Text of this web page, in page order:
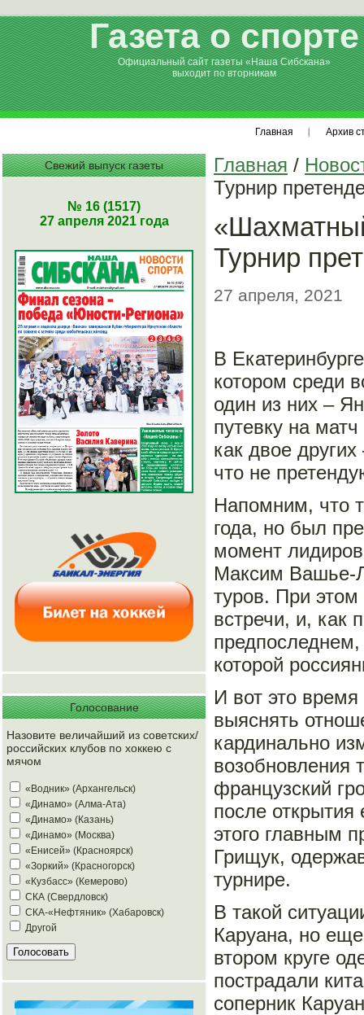
Газета о спорте
Официальный сайт газеты «Наша Сибскана»
выходит по вторникам
Главная Архив
Свежий выпуск газеты
№ 16 (1517)
27 апреля 2021 года
Голосование
Назовите величайший из советских/
российских клубов по хоккею с
мячом
«Водник» (Архангельск)
«Динамо» (Алма-Ата)
«Динамо» (Казань)
«Динамо» (Москва)
«Енисей» (Красноярск)
«Зоркий» (Красногорск)
«Кузбасс» (Кемерово)
СКА (Свердловск)
СКА-«Нефтяник» (Хабаровск)
Другой
Главная /
Турнир
Турнир
27 апреля, 2021
В
котором среди
один из них –
путевку на
как двое
что не
Напомним, что
года, но был
момент
Максим Вашье-
туров. При
встречи, и, как
предпоследнем,
которой
И вот это
выяснять
кардинально
возобновления
французский
после
этого главным
Грищук,
турнире.
В такой
Каруана, но
втором круге
пострадали
соперник